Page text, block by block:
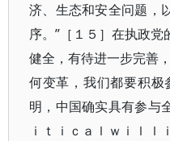
济、生态和安全问题，
序。”［１５］在执政
健全，有待进一步完善
何变革，我们都要积极
明，中国确实具有参与
ｉｔｉｃａｌｗｉｌｌ